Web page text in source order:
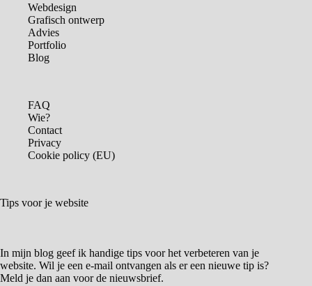
Webdesign
Grafisch ontwerp
Advies
Portfolio
Blog
FAQ
Wie?
Contact
Privacy
Cookie policy (EU)
Tips voor je website
In mijn blog geef ik handige tips voor het verbeteren van je
website. Wil je een e-mail ontvangen als er een nieuwe tip is?
Meld je dan aan voor de nieuwsbrief.